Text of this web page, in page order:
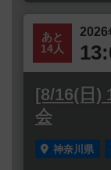
あと
14人
2026
[8/16(日)
会
神奈川県